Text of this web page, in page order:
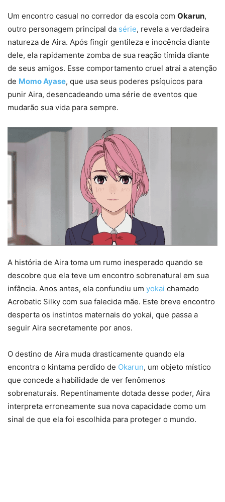
Um encontro casual no corredor da escola com Okarun,
outro personagem principal da série, revela a verdadeira
natureza de Aira. Após fingir gentileza e inocência diante
dele, ela rapidamente zomba de sua reação tímida diante
de seus amigos. Esse comportamento cruel atrai a atenção
de Momo Ayase, que usa seus poderes psíquicos para
punir Aira, desencadeando uma série de eventos que
mudarão sua vida para sempre.
A história de Aira toma um rumo inesperado quando se
descobre que ela teve um encontro sobrenatural em sua
infância. Anos antes, ela confundiu um yokai chamado
Acrobatic Silky com sua falecida mãe. Este breve encontro
desperta os instintos maternais do yokai, que passa a
seguir Aira secretamente por anos.
O destino de Aira muda drasticamente quando ela
encontra o kintama perdido de Okarun, um objeto místico
que concede a habilidade de ver fenômenos
sobrenaturais. Repentinamente dotada desse poder, Aira
interpreta erroneamente sua nova capacidade como um
sinal de que ela foi escolhida para proteger o mundo.